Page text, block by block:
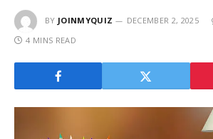
BY JOINMYQUIZ DECEMBER 2, 2025
4 MINS READ